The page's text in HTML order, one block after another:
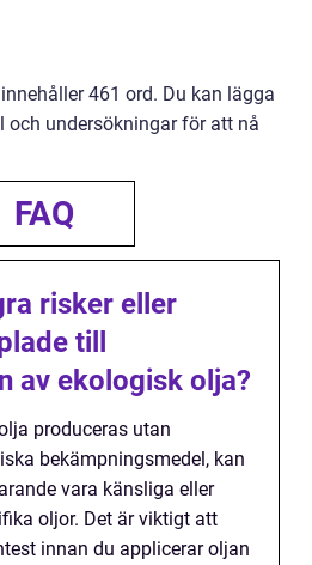
461 ord. Du kan lägga
och undersökningar för att nå
FAQ
risker eller
till
av ekologisk olja?
produceras utan
bekämpningsmedel, kan
vara känsliga eller
oljor. Det är viktigt att
innan du applicerar oljan